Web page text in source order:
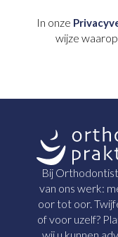
In onze
wijze
Bij
van ons werk:
oor tot oor.
of voor uzelf?